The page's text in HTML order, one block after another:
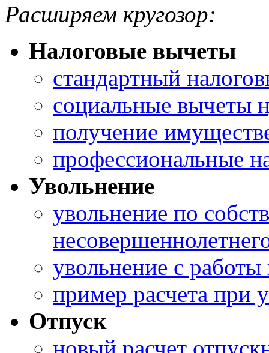
Расширяем кругозор:
Налоговые вычеты
стандартный
социальные вычеты
получение
профессиональные
Увольнение
увольнение по
увольнение с
пример расчета при
Отпуск
новый расчет